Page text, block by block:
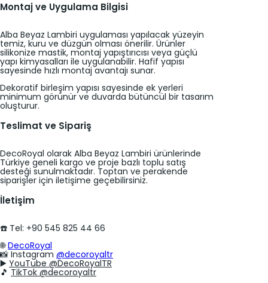
Montaj ve Uygulama Bilgisi
Alba Beyaz Lambiri uygulaması yapılacak yüzeyin
temiz, kuru ve düzgün olması önerilir. Ürünler
silikonize mastik, montaj yapıştırıcısı veya güçlü
yapı kimyasalları ile uygulanabilir. Hafif yapısı
sayesinde hızlı montaj avantajı sunar.
Dekoratif birleşim yapısı sayesinde ek yerleri
minimum görünür ve duvarda bütüncül bir tasarım
oluşturur.
Teslimat ve Sipariş
DecoRoyal olarak Alba Beyaz Lambiri ürünlerinde
Türkiye geneli kargo ve proje bazlı toplu satış
desteği sunulmaktadır. Toptan ve perakende
siparişler için iletişime geçebilirsiniz.
İletişim
☎️ Tel: +90 545 825 44 66
🌐DecoRoyal
📸 Instagram @decoroyaltr
▶️ YouTube @DecoRoyalTR
🎵 TikTok @decoroyaltr